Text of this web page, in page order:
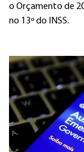
o Orçamento de
no 13º do INSS.